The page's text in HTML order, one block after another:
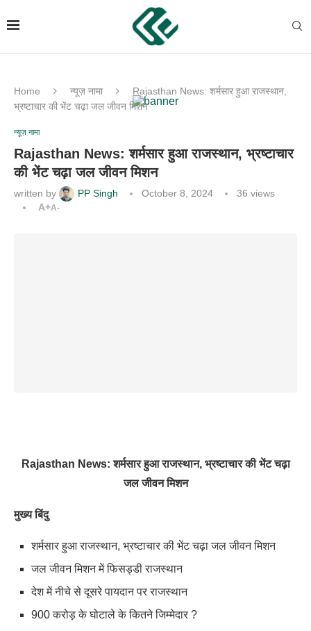
Home न्यूज़ नामा
Rajasthan News: शर्मसार हुआ राजस्थान,
भ्रष्टाचार की भेंट चढ़ा जल जीवन मिशन
न्यूज़ नामा
Rajasthan News: शर्मसार हुआ राजस्थान, भ्रष्टाचार
की भेंट चढ़ा जल जीवन मिशन
written by PP Singh October 8, 2024 36 views
A+A-
Rajasthan News: शर्मसार हुआ राजस्थान, भ्रष्टाचार की भेंट चढ़ा
जल जीवन मिशन
मुख्य बिंदु
शर्मसार हुआ राजस्थान, भ्रष्टाचार की भेंट चढ़ा जल जीवन मिशन
जल जीवन मिशन में फिसड्डी राजस्थान
देश में नीचे से दूसरे पायदान पर राजस्थान
900 करोड़ के घोटाले के कितने जिम्मेदार ?